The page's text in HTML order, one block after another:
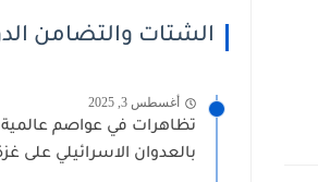
الشتات والتضامن
أغسطس 3, 2025
تظاهرات في عواصم عالمية
بالعدوان الاسرائيلي على